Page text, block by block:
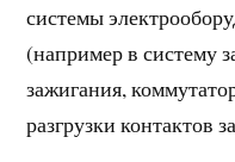
системы
(например в систему
зажигания,
разгрузки контактов